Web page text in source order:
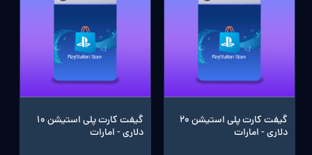
گیفت کارت پلی استیشن 20
دلاری - امارات
گیفت کارت پلی استیشن 10
دلاری - امارات